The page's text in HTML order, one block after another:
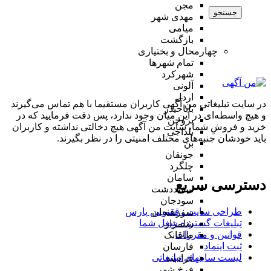
مجن
مهدی شهر
میامی
بازگشت
چهارمحال و بختیاری
تمام شهر‌ها
شهرکرد
آلونی
اردل
باباحیدر
بروجن
بلداجی
بن
جونقان
چلگرد
سامان
سفیددشت
سودجان
سورشجان
شلمزار
طاقانک
فارسان
فرادبنه
جستجو
در سایت تبلیغاتی من آگهی کاربران مستقیما با هم تماس می‌گیرند
و هیچ واسطه‌ای در این میان وجود ندارد، پس دقت فرمایید که در
خرید و فروشِ شما، سایت من آگهی هیچ دخالتی نداشته و کاربران
باید خودشان جنبه‌های مختلف امنیتی را در نظر بگیرند.
دسترسی سریع
طراحی سایت :‌ ققنوس پارس
تبلیغات گسترده شغل شما
قوانین و مقررات
ثبت اینماد
لیست سایتهای تبلیغاتی